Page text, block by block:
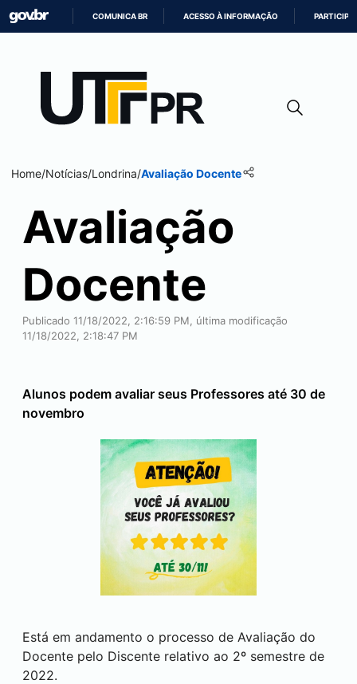
CONTEÚDO
COMUNICA BR ACESSO À INFORMAÇÃO PARTICIPE
Home/Notícias/Londrina/Avaliação Docente
Avaliação
Docente
Publicado 11/18/2022, 2:16:59 PM, última modificação
11/18/2022, 2:18:47 PM
Alunos podem avaliar seus Professores até 30 de
novembro
Está em andamento o processo de Avaliação do
Docente pelo Discente relativo ao 2º semestre de
2022.